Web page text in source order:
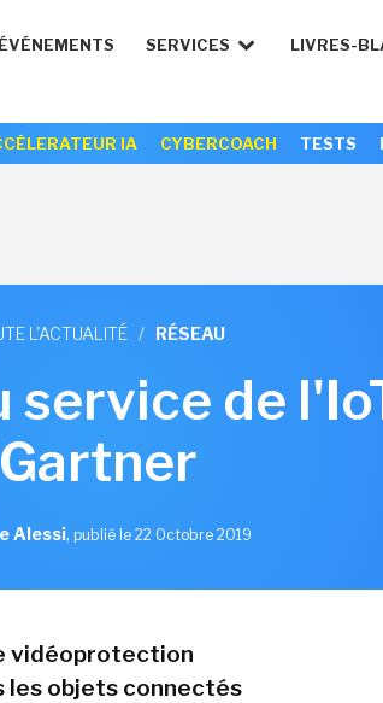
ÉVÉNEMENTS SERVICES LIVRES-
IA CYBERCOACH TESTS
L'ACTUALITÉ / RÉSEAU
service de
Gartner
Alessi, publié le 22 Octobre 2019
vidéoprotection
objets connectés